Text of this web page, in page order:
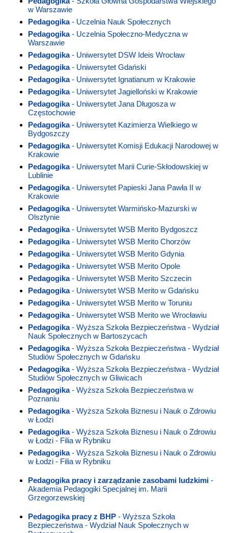
w Warszawie
Pedagogika- Uczelnia Nauk Społecznych
Pedagogika- Uczelnia Społeczno-Medyczna w
Warszawie
Pedagogika- Uniwersytet DSW Ideis Wrocław
Pedagogika- Uniwersytet Gdański
Pedagogika- Uniwersytet Ignatianum w Krakowie
Pedagogika- Uniwersytet Jagielloński w Krakowie
Pedagogika- Uniwersytet Jana Długosza w
Częstochowie
Pedagogika- Uniwersytet Kazimierza Wielkiego w
Bydgoszczy
Pedagogika- Uniwersytet Komisji Edukacji Narodowej w
Krakowie
Pedagogika- Uniwersytet Marii Curie-Skłodowskiej w
Lublinie
Pedagogika- Uniwersytet Papieski Jana Pawła II w
Krakowie
Pedagogika- Uniwersytet Warmińsko-Mazurski w
Olsztynie
Pedagogika- Uniwersytet WSB Merito Bydgoszcz
Pedagogika- Uniwersytet WSB Merito Chorzów
Pedagogika- Uniwersytet WSB Merito Gdynia
Pedagogika- Uniwersytet WSB Merito Opole
Pedagogika- Uniwersytet WSB Merito Szczecin
Pedagogika- Uniwersytet WSB Merito w Gdańsku
Pedagogika- Uniwersytet WSB Merito w Toruniu
Pedagogika- Uniwersytet WSB Merito we Wrocławiu
Pedagogika- Wyższa Szkoła Bezpieczeństwa - Wydział
Nauk Społecznych w Bartoszycach
Pedagogika- Wyższa Szkoła Bezpieczeństwa - Wydział
Studiów Społecznych w Gdańsku
Pedagogika- Wyższa Szkoła Bezpieczeństwa - Wydział
Studiów Społecznych w Gliwicach
Pedagogika- Wyższa Szkoła Bezpieczeństwa w
Poznaniu
Pedagogika- Wyższa Szkoła Biznesu i Nauk o Zdrowiu
w Łodzi
Pedagogika- Wyższa Szkoła Biznesu i Nauk o Zdrowiu
w Łodzi - Filia w Rybniku
Pedagogika- Wyższa Szkoła Biznesu i Nauk o Zdrowiu
w Łodzi - Filia w Rybniku
Pedagogika pracy i zarządzanie zasobami ludzkimi -
Akademia Pedagogiki Specjalnej im. Marii
Grzegorzewskiej
Pedagogika pracy z BHP - Wyższa Szkoła
Bezpieczeństwa - Wydział Nauk Społecznych w